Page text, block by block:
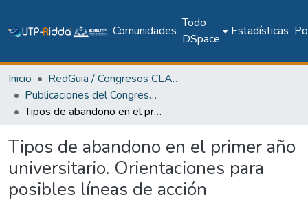
Comunidades
Todo
DSpace
Estadísticas
Inicio
RedGuia / Congresos CLABES
Publicaciones del Congreso Internacional CLABES
Tipos de abandono en el primer año universitario. Orientaciones para posibles líneas de acción
Tipos de abandono en el primer año
universitario. Orientaciones para
posibles líneas de acción